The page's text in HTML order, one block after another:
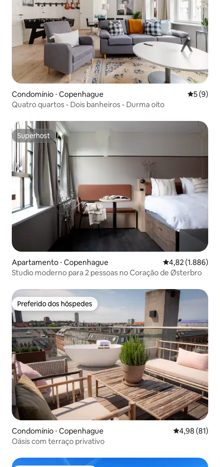
Condomínio ⋅ Copenhague 5 de
5 (9)
Quatro quartos - Dois banheiros - Durma oito
Superhost
Superhost
Apartamento ⋅ Copenhague 4,82 de uma
4,82 (1.886)
Studio moderno para 2 pessoas no Coração de Østerbro
Preferido dos hóspedes
Preferido dos hóspedes
Condomínio ⋅ Copenhague 4,98 de uma
4,98 (81)
Oásis com terraço privativo